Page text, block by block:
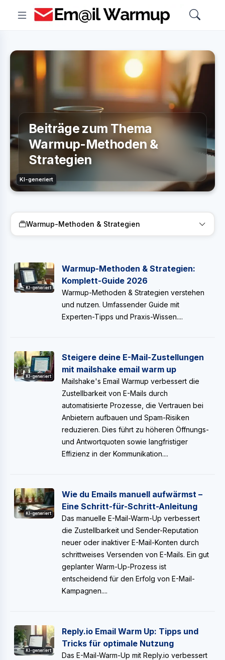
KI-generiert
Beiträge zum Thema
Warmup-Methoden &
Strategien
Warmup-Methoden & Strategien
KI-generiert
Warmup-Methoden & Strategien:
Komplett-Guide 2026
Warmup-Methoden & Strategien verstehen
und nutzen. Umfassender Guide mit
Experten-Tipps und Praxis-Wissen....
KI-generiert
Steigere deine E-Mail-Zustellungen
mit mailshake email warm up
Mailshake's Email Warmup verbessert die
Zustellbarkeit von E-Mails durch
automatisierte Prozesse, die Vertrauen bei
Anbietern aufbauen und Spam-Risiken
reduzieren. Dies führt zu höheren Öffnungs-
und Antwortquoten sowie langfristiger
Effizienz in der Kommunikation....
KI-generiert
Wie du Emails manuell aufwärmst –
Eine Schritt-für-Schritt-Anleitung
Das manuelle E-Mail-Warm-Up verbessert
die Zustellbarkeit und Sender-Reputation
neuer oder inaktiver E-Mail-Konten durch
schrittweises Versenden von E-Mails. Ein gut
geplanter Warm-Up-Prozess ist
entscheidend für den Erfolg von E-Mail-
Kampagnen....
KI-generiert
Reply.io Email Warm Up: Tipps und
Tricks für optimale Nutzung
Das E-Mail-Warm-Up mit Reply.io verbessert